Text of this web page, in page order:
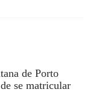
de Porto
se matricular